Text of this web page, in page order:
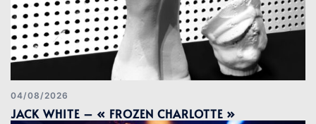
04/08/2026
JACK WHITE – « FROZEN CHARLOTTE »